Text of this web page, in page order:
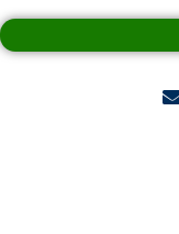
Skip
to